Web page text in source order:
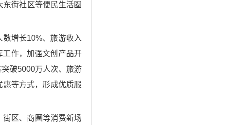
街社区等便民生活圈
增长10%、旅游收入
工作，加强文创产品开
破5000万人次、旅游
等方式，形成优质服
街区、商圈等消费新场